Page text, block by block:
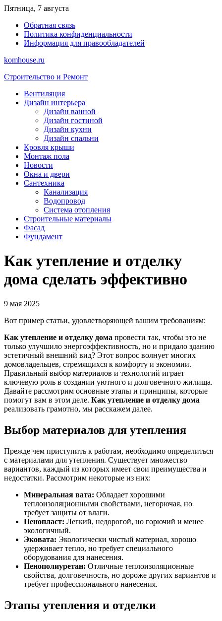
Перейти
содержимому
Пятница, 7 августа
Обратная связь
Политика конфиденциальности
Информация для правообладателей
komhouse.ru
Строительство и Ремонт
Вентиляция
Дизайн интерьера
Дизайн ванной
Дизайн гостиной
Дизайн кухни
Дизайн спальни
Кровля крыши
Монтаж пола
Новости
Окна и двери
Сантехника
Канализация
Водопровод
Система отопления
Строительные материалы
Фасад
Фундамент
Как утепление и отделку
дома сделать эффективно
9 мая 2025
Вот пример статьи, удовлетворяющей вашим требованиям:
Как утепление и отделку дома провести так, чтобы это не
только улучшило энергоэффективность, но и придало зданию
эстетичный внешний вид? Этот вопрос волнует многих
домовладельцев, стремящихся к комфорту и экономии.
Правильный выбор материалов и технологий играет
ключевую роль в создании уютного и долговечного жилища.
Давайте рассмотрим основные этапы и принципы, которые
помогут вам в этом деле. Как утепление и отделку дома
реализовать грамотно, мы расскажем далее.
Выбор материалов для утепления
Прежде чем приступить к работам, необходимо определиться
с материалами для утепления. Существует множество
вариантов, каждый из которых имеет свои преимущества и
недостатки. Рассмотрим некоторые из них:
Минеральная вата: Обладает хорошими
теплоизоляционными свойствами, негорючая, но
требует защиты от влаги.
Пенопласт: Легкий, недорогой, но горючий и менее
экологичный.
Эковата: Экологически чистый материал, хорошо
удерживает тепло, но требует специального
оборудования для нанесения.
Пенополиуретан: Отличные теплоизоляционные
свойства, долговечность, но дороже других вариантов и
требует профессионального нанесения.
Этапы утепления и отделки